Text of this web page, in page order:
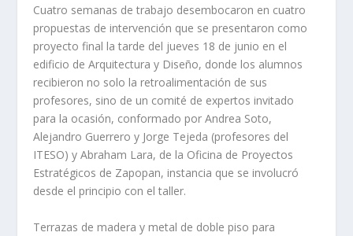
Cuatro semanas de trabajo desembocaron en cuatro
propuestas de intervención que se presentaron como
proyecto final la tarde del jueves 18 de junio en el
edificio de Arquitectura y Diseño, donde los alumnos
recibieron no solo la retroalimentación de sus
profesores, sino de un comité de expertos invitado
para la ocasión, conformado por Andrea Soto,
Alejandro Guerrero y Jorge Tejeda (profesores del
ITESO) y Abraham Lara, de la Oficina de Proyectos
Estratégicos de Zapopan, instancia que se involucró
desde el principio con el taller.
Terrazas de madera y metal de doble piso para